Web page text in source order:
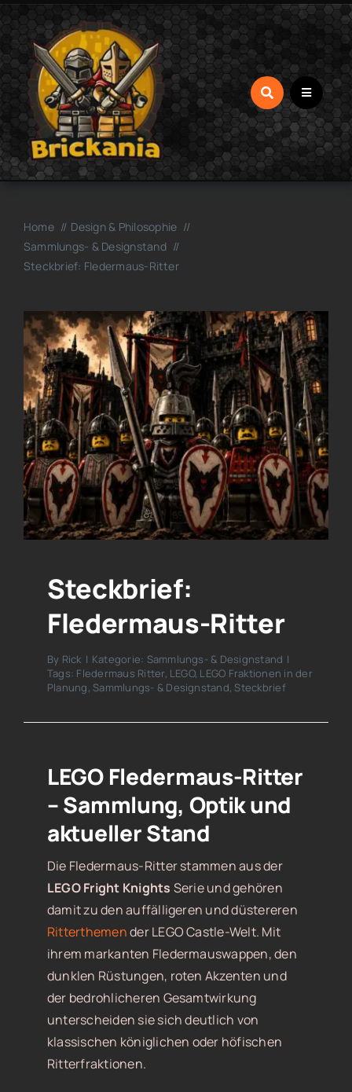
Zum
Inhalt
springen
Home
Design & Philosophie
Sammlungs- & Designstand
Steckbrief: Fledermaus-Ritter
Steckbrief:
Fledermaus-Ritter
By Rick | Kategorie: Sammlungs- & Designstand |
Tags: Fledermaus Ritter, LEGO, LEGO Fraktionen in der
Planung, Sammlungs- & Designstand, Steckbrief
LEGO Fledermaus-Ritter
– Sammlung, Optik und
aktueller Stand
Die Fledermaus-Ritter stammen aus der
LEGO Fright Knights Serie und gehören
damit zu den auffälligeren und düstereren
Ritterthemender LEGO Castle-Welt. Mit
ihrem markanten Fledermauswappen, den
dunklen Rüstungen, roten Akzenten und
der bedrohlicheren Gesamtwirkung
unterscheiden sie sich deutlich von
klassischen königlichen oder höfischen
Ritterfraktionen.